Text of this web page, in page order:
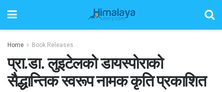
Home Book Releases
प्रा.डा. लुइटेलको डायस्पोराको
सैद्धान्तिक स्वरूप नामक कृति प्रकाशित